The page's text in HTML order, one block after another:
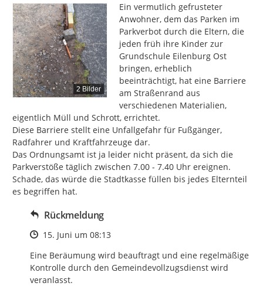
2 Bilder
Ein vermutlich gefrusteter
Anwohner, dem das Parken im
Parkverbot durch die Eltern, die
jeden früh ihre Kinder zur
Grundschule Eilenburg Ost
bringen, erheblich
beeinträchtigt, hat eine Barriere
am Straßenrand aus
verschiedenen Materialien,
eigentlich Müll und Schrott, errichtet.
Diese Barriere stellt eine Unfallgefahr für Fußgänger,
Radfahrer und Kraftfahrzeuge dar.
Das Ordnungsamt ist ja leider nicht präsent, da sich die
Parkverstöße täglich zwischen 7.00 - 7.40 Uhr ereignen.
Schade, das würde die Stadtkasse füllen bis jedes Elternteil
es begriffen hat.
Rückmeldung
Zeitpunkt des Erstellens
15. Juni um 08:13
Eine Beräumung wird beauftragt und eine regelmäßige
Kontrolle durch den Gemeindevollzugsdienst wird
veranlasst.